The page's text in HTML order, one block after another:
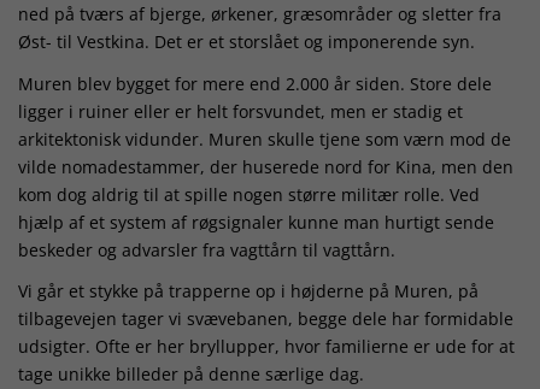
ned på tværs af bjerge, ørkener, græsområder og sletter fra
Øst- til Vestkina. Det er et storslået og imponerende syn.
Muren blev bygget for mere end 2.000 år siden. Store dele
ligger i ruiner eller er helt forsvundet, men er stadig et
arkitektonisk vidunder. Muren skulle tjene som værn mod de
vilde nomadestammer, der huserede nord for Kina, men den
kom dog aldrig til at spille nogen større militær rolle. Ved
hjælp af et system af røgsignaler kunne man hurtigt sende
beskeder og advarsler fra vagttårn til vagttårn.
Vi går et stykke på trapperne op i højderne på Muren, på
tilbagevejen tager vi svævebanen, begge dele har formidable
udsigter. Ofte er her bryllupper, hvor familierne er ude for at
tage unikke billeder på denne særlige dag.